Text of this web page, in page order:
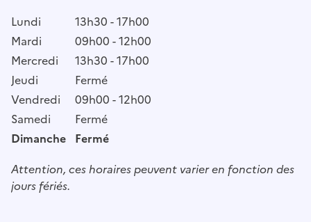
Lundi
13h30 - 17h00
Mardi
09h00 - 12h00
Mercredi
13h30 - 17h00
Jeudi
Fermé
Vendredi
09h00 - 12h00
Samedi
Fermé
Dimanche Fermé
Attention, ces horaires peuvent varier en fonction des
jours fériés.